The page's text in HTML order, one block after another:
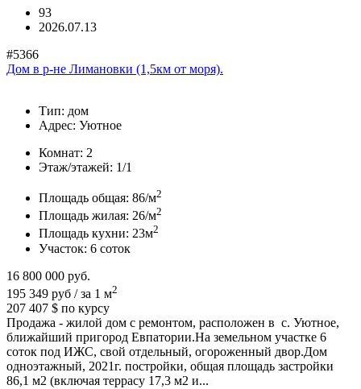
93
2026.07.13
#5366
Дом в р-не Лимановки (1,5км от моря).
Тип: дом
Адрес: Уютное
Комнат: 2
Этаж/этажей: 1/1
Площадь общая: 86/м2
Площадь жилая: 26/м2
Площадь кухни: 23м2
Участок: 6 соток
16 800 000 руб.
195 349 руб / за 1 м2
207 407 $ по курсу
Продажа - жилой дом с ремонтом, расположен в с. Уютное,
ближайший пригород Евпатории.На земельном участке 6
соток под ИЖС, свой отдельный, огороженный двор.Дом
одноэтажный, 2021г. постройки, общая площадь застройки
86,1 м2 (включая террасу 17,3 м2 и...